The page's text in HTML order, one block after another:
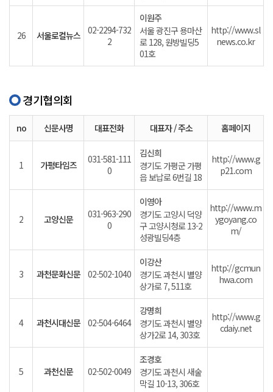
26 서울로컬뉴스
02-2294-732
2
이원주
서울 광진구 용마산
로 128, 원방빌딩5
01호
http://www.sl
news.co.kr
경기협의회
no 신문사명 대표전화 대표자 / 주소 홈페이지
1 가평타임즈
031-581-111
0
김신희
경기도 가평군 가평
읍 보납로 6번길 18
http://www.g
p21.com
2 고양신문
031-963-290
0
이영아
경기도 고양시 덕양
구 고양시청로 13-2
성광빌딩4층
http://www.m
ygoyang.co
m/
3 과천문화신문 02-502-1040
이강산
경기도 과천시 별양
상가로 7, 511호
http://gcmun
hwa.com
4 과천시대신문 02-504-6464
강명희
경기도 과천시 별양
상가2로 14, 303호
http://www.g
cdaiy.net
5 과천신문 02-502-0049
조경호
경기도 과천시 새술
막길 10-13, 306호